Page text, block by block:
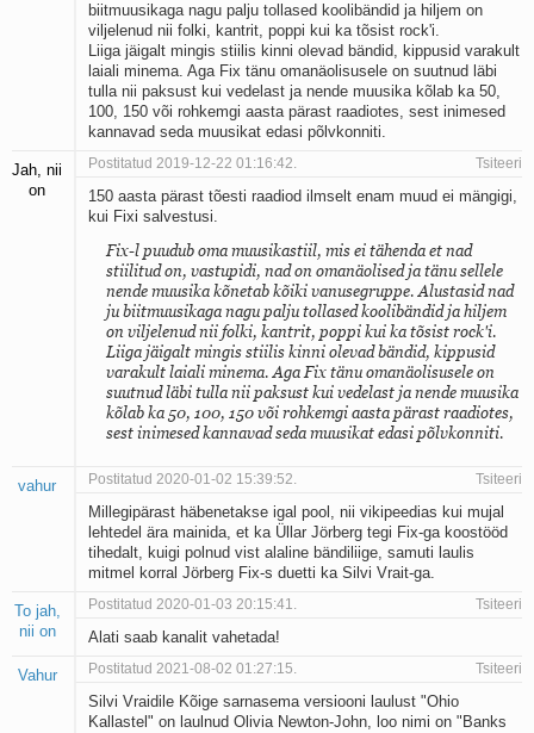
biitmuusikaga nagu palju tollased koolibändid ja hiljem on
viljelenud nii folki, kantrit, poppi kui ka tõsist rock'i.
Liiga jäigalt mingis stiilis kinni olevad bändid, kippusid varakult
laiali minema. Aga Fix tänu omanäolisusele on suutnud läbi
tulla nii paksust kui vedelast ja nende muusika kõlab ka 50,
100, 150 või rohkemgi aasta pärast raadiotes, sest inimesed
kannavad seda muusikat edasi põlvkonniti.
Jah, nii
on
Postitatud 2019-12-22 01:16:42. Tsiteeri
150 aasta pärast tõesti raadiod ilmselt enam muud ei mängigi,
kui Fixi salvestusi.
Fix-l puudub oma muusikastiil, mis ei tähenda et nad
stiilitud on, vastupidi, nad on omanäolised ja tänu sellele
nende muusika kõnetab kõiki vanusegruppe. Alustasid nad
ju biitmuusikaga nagu palju tollased koolibändid ja hiljem
on viljelenud nii folki, kantrit, poppi kui ka tõsist rock'i.
Liiga jäigalt mingis stiilis kinni olevad bändid, kippusid
varakult laiali minema. Aga Fix tänu omanäolisusele on
suutnud läbi tulla nii paksust kui vedelast ja nende muusika
kõlab ka 50, 100, 150 või rohkemgi aasta pärast raadiotes,
sest inimesed kannavad seda muusikat edasi põlvkonniti.
vahur Postitatud 2020-01-02 15:39:52. Tsiteeri
Millegipärast häbenetakse igal pool, nii vikipeedias kui mujal
lehtedel ära mainida, et ka Üllar Jörberg tegi Fix-ga koostööd
tihedalt, kuigi polnud vist alaline bändiliige, samuti laulis
mitmel korral Jörberg Fix-s duetti ka Silvi Vrait-ga.
To jah,
nii on
Postitatud 2020-01-03 20:15:41. Tsiteeri
Alati saab kanalit vahetada!
Vahur Postitatud 2021-08-02 01:27:15. Tsiteeri
Silvi Vraidile Kõige sarnasema versiooni laulust "Ohio
Kallastel" on laulnud Olivia Newton-John, loo nimi on "Banks